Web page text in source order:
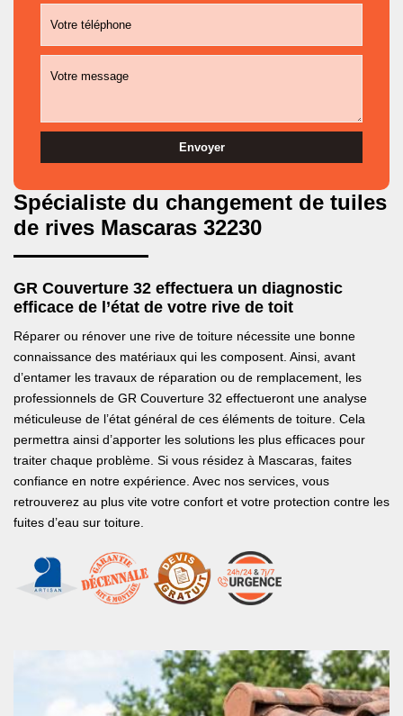
Spécialiste du changement de tuiles
de rives Mascaras 32230
GR Couverture 32 effectuera un diagnostic
efficace de l’état de votre rive de toit
Réparer ou rénover une rive de toiture nécessite une bonne
connaissance des matériaux qui les composent. Ainsi, avant
d’entamer les travaux de réparation ou de remplacement, les
professionnels de GR Couverture 32 effectueront une analyse
méticuleuse de l’état général de ces éléments de toiture. Cela
permettra ainsi d’apporter les solutions les plus efficaces pour
traiter chaque problème. Si vous résidez à Mascaras, faites
confiance en notre expérience. Avec nos services, vous
retrouverez au plus vite votre confort et votre protection contre les
fuites d’eau sur toiture.